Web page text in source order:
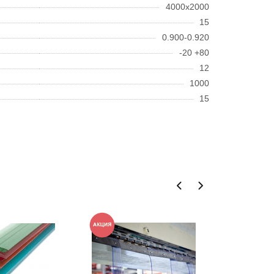
4000x2000
15
0.900-0.920
-20 +80
12
1000
15